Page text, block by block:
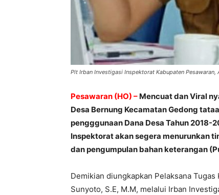
Plt Irban Investigasi Inspektorat Kabupaten Pesawaran,
Pesawaran (HO) – Mencuat dan Viral
Desa Bernung Kecamatan Gedong
pengggunaan Dana Desa Tahun2018-
Inspektorat akan segera menurunkan
dan pengumpulan bahan keterangan
Demikian diungkapkan Pelaksana
Sunyoto, S.E, M.M, melalui Irban